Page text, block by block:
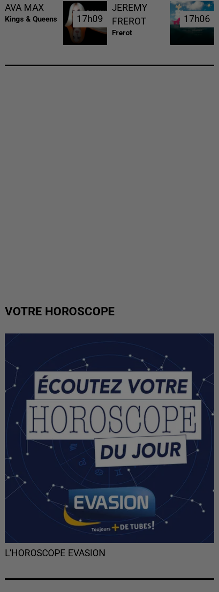
AVA MAX
Kings & Queens 17h09
17h09
JEREMY
FREROT
Frerot
17h06
17h06
VOTRE HOROSCOPE
L'HOROSCOPE EVASION